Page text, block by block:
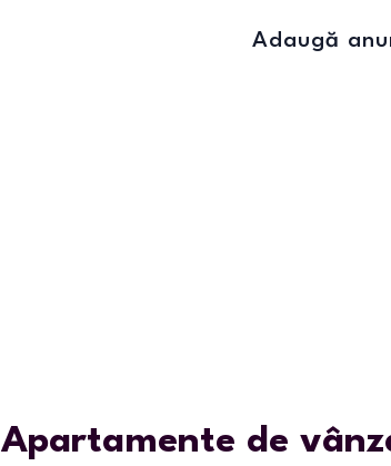
Adaugă
Apartamente de